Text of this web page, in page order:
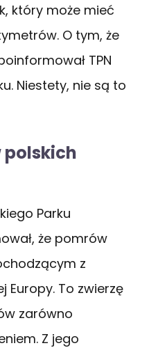
który może mieć
O tym, że
TPN
Niestety, nie są to
polskich
Parku
że pomrów
z
Europy. To zwierzę
zarówno
Z jego